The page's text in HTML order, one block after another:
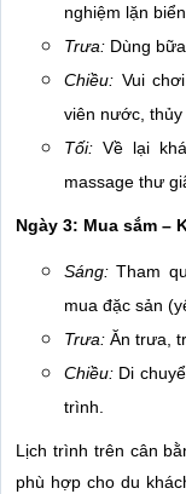
nghiệm lặn
Trưa: Dùng
Chiều: Vui
viên nước,
Tối: Về lại
massage thư
Ngày 3: Mua sắm –
Sáng: Tham
mua đặc sản
Trưa: Ăn trưa,
Chiều: Di
trình.
Lịch trình trên cân
phù hợp cho du